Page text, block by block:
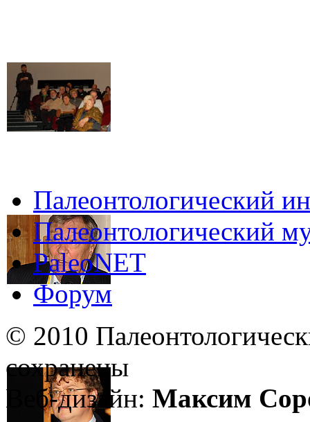
Палеонтологический
Палеонтологический
PaleoNET
Форум
© 2010
сохранены
Веб-дизайн: Максим